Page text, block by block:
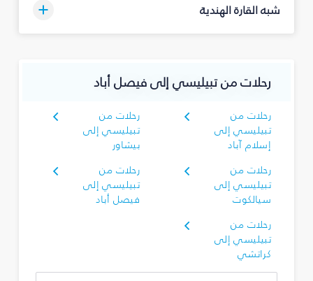
شبه القارة الهندية
رحلات من تبيليسي إلى فيصل أباد
رحلات من
تبيليسي إلى
إسلام آباد
رحلات من
تبيليسي إلى
بيشاور
رحلات من
تبيليسي إلى
سيالكوت
رحلات من
تبيليسي إلى
فيصل أباد
رحلات من
تبيليسي إلى
كراتشي